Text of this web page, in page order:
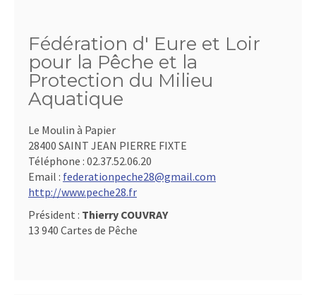
Fédération d' Eure et Loir
pour la Pêche et la
Protection du Milieu
Aquatique
Le Moulin à Papier
28400 SAINT JEAN PIERRE FIXTE
Téléphone : 02.37.52.06.20
Email : federationpeche28@gmail.com
http://www.peche28.fr
Président : Thierry COUVRAY
13 940 Cartes de Pêche